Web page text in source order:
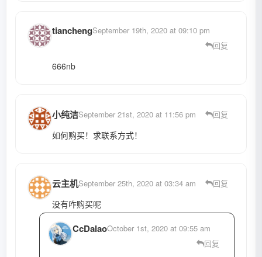
tianchengSeptember 19th, 2020 at 09:10 pm
回复
666nb
小纯洁September 21st, 2020 at 11:56 pm 回复
如何购买！求联系方式！
云主机September 25th, 2020 at 03:34 am 回复
没有咋购买呢
CcDalaoOctober 1st, 2020 at 09:55 am
回复